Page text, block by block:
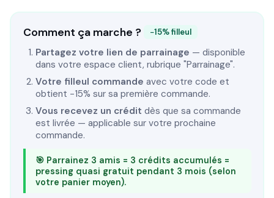
Comment ça marche ? −15% filleul
Partagez votre lien de parrainage — disponible
dans votre espace client, rubrique "Parrainage".
Votre filleul commande avec votre code et
obtient −15% sur sa première commande.
Vous recevez un crédit dès que sa commande
est livrée — applicable sur votre prochaine
commande.
🎯 Parrainez 3 amis = 3 crédits accumulés =
pressing quasi gratuit pendant 3 mois (selon
votre panier moyen).